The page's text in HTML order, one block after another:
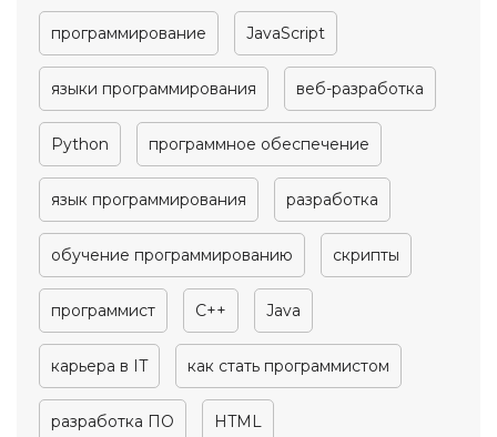
программирование JavaScript
языки программирования веб-разработка
Python программное обеспечение
язык программирования разработка
обучение программированию скрипты
программист C++ Java
карьера в IT как стать программистом
разработка ПО HTML